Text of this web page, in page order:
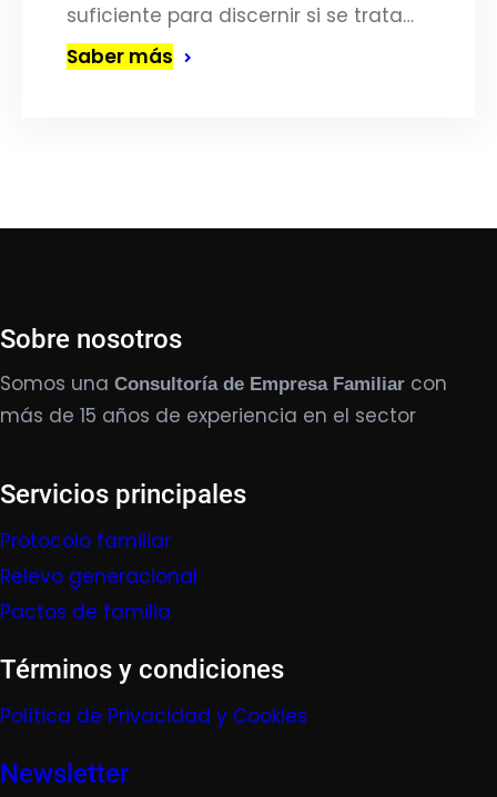
suficiente para discernir si se trata…
Saber más
Sobre nosotros
Somos una Consultoría de Empresa Familiar con
más de 15 años de experiencia en el sector
Servicios principales
Protocolo familiar
Relevo generacional
Pactos de familia
Términos y condiciones
Política de Privacidad y Cookies
Newsletter